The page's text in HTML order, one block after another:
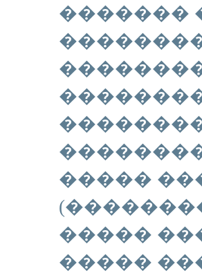
�������
�����
�����
�����